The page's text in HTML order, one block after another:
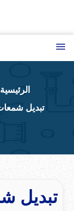
المحتوى
الرئيسية
تبديل